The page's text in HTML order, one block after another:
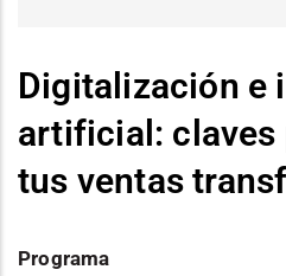
Digitalización e
artificial: claves
tus ventas
Programa